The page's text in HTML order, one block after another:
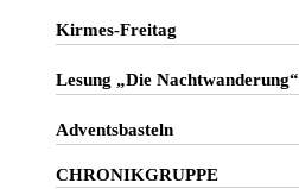
Kirmes-Freitag
Lesung „Die Nachtwanderung“
Adventsbasteln
CHRONIKGRUPPE